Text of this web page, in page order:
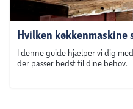
Hvilken køkkenmaskine
I denne guide hjælper vi dig
der passer bedst til dine behov.